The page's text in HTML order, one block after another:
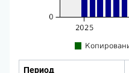
Период